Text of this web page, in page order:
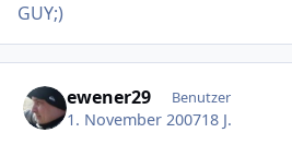
GUY;)
ewener29 Benutzer
1. November 200718 J.